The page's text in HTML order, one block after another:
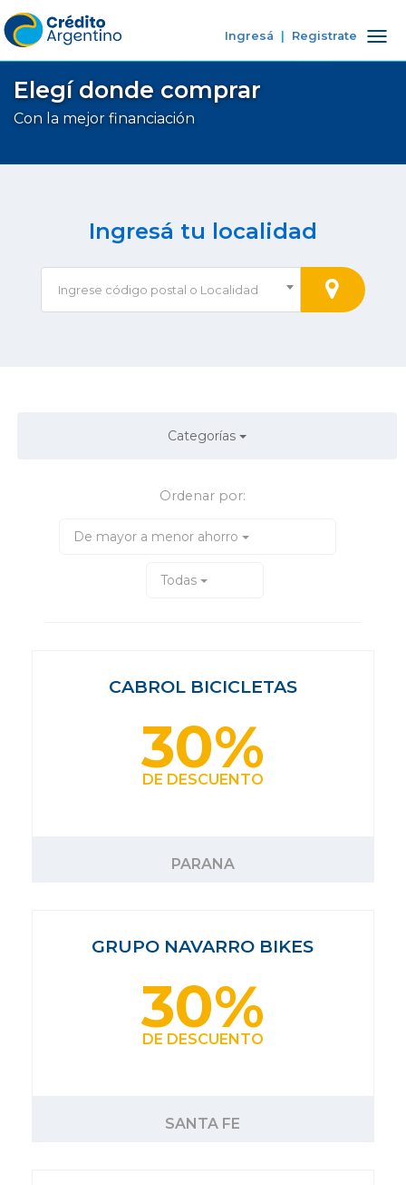
Ingresá Registrate
Elegí donde comprar
Con la mejor financiación
Ingresá tu localidad
Ingrese código postal o Localidad
Categorías
Ordenar por:
De mayor a menor ahorro
Todas
CABROL BICICLETAS
30%
DE DESCUENTO
PARANA
GRUPO NAVARRO BIKES
30%
DE DESCUENTO
SANTA FE